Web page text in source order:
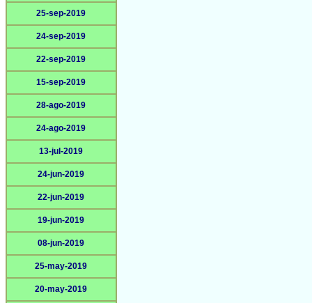
25-sep-2019
24-sep-2019
22-sep-2019
15-sep-2019
28-ago-2019
24-ago-2019
13-jul-2019
24-jun-2019
22-jun-2019
19-jun-2019
08-jun-2019
25-may-2019
20-may-2019